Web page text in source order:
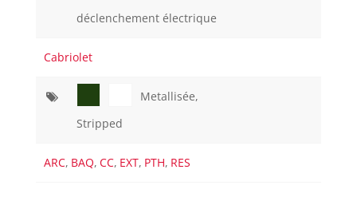
déclenchement électrique
Cabriolet
Metallisée,
Stripped
ARC, BAQ, CC, EXT, PTH, RES